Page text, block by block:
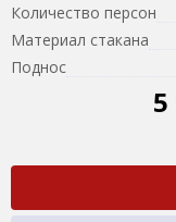
Количество персон
Материал стакана
Поднос
5